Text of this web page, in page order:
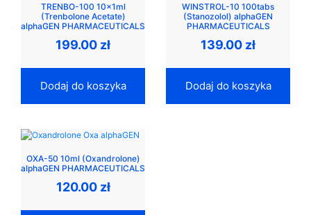
TRENBO-100 10x1ml
(Trenbolone Acetate)
alphaGEN PHARMACEUTICALS
199.00 zł
Dodaj do koszyka
WINSTROL-10 100tabs
(Stanozolol) alphaGEN
PHARMACEUTICALS
139.00 zł
Dodaj do koszyka
OXA-50 10ml (Oxandrolone)
alphaGEN PHARMACEUTICALS
120.00 zł